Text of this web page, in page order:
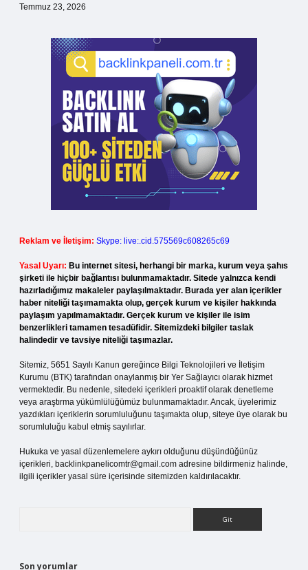
Temmuz 23, 2026
Reklam ve İletişim: Skype: live:.cid.575569c608265c69
Yasal Uyarı: Bu internet sitesi, herhangi bir marka, kurum veya şahıs
şirketi ile hiçbir bağlantısı bulunmamaktadır. Sitede yalnızca kendi
hazırladığımız makaleler paylaşılmaktadır. Burada yer alan içerikler
haber niteliği taşımamakta olup, gerçek kurum ve kişiler hakkında
paylaşım yapılmamaktadır. Gerçek kurum ve kişiler ile isim
benzerlikleri tamamen tesadüfidir. Sitemizdeki bilgiler taslak
halindedir ve tavsiye niteliği taşımazlar.
Sitemiz, 5651 Sayılı Kanun gereğince Bilgi Teknolojileri ve İletişim
Kurumu (BTK) tarafından onaylanmış bir Yer Sağlayıcı olarak hizmet
vermektedir. Bu nedenle, sitedeki içerikleri proaktif olarak denetleme
veya araştırma yükümlülüğümüz bulunmamaktadır. Ancak, üyelerimiz
yazdıkları içeriklerin sorumluluğunu taşımakta olup, siteye üye olarak bu
sorumluluğu kabul etmiş sayılırlar.
Hukuka ve yasal düzenlemelere aykırı olduğunu düşündüğünüz
içerikleri, backlinkpanelicomtr@gmail.com adresine bildirmeniz halinde,
ilgili içerikler yasal süre içerisinde sitemizden kaldırılacaktır.
Son yorumlar